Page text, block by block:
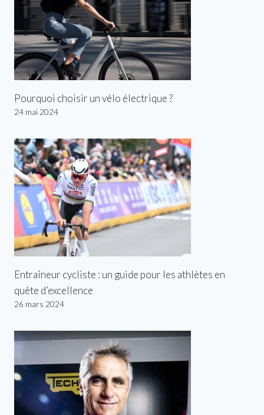
Pourquoi choisir un vélo électrique ?
24 mai 2024
Entraîneur cycliste : un guide pour les athlètes en
quête d’excellence
26 mars 2024